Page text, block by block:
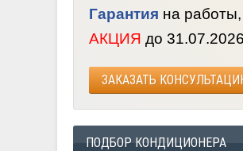
Гарантия на
АКЦИЯ до 31.07.2026
ЗАКАЗАТЬ
ПОДБОР КОНДИЦИОНЕРА